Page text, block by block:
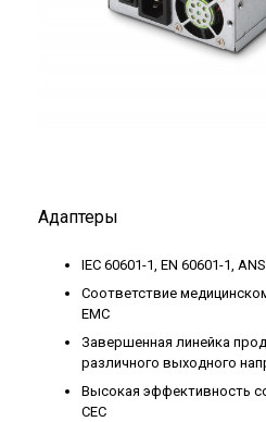
Адаптеры
IEC 60601-1, EN 60601-1,
Соответствие
EMC
Завершенная линейка
различного выходного
Высокая эффективность
CEC